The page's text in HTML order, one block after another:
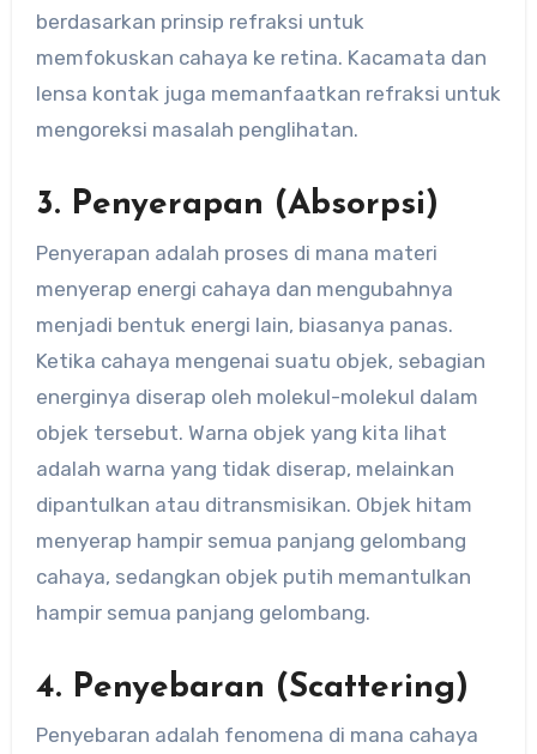
berdasarkan prinsip refraksi untuk
memfokuskan cahaya ke retina. Kacamata dan
lensa kontak juga memanfaatkan refraksi untuk
mengoreksi masalah penglihatan.
3. Penyerapan (Absorpsi)
Penyerapan adalah proses di mana materi
menyerap energi cahaya dan mengubahnya
menjadi bentuk energi lain, biasanya panas.
Ketika cahaya mengenai suatu objek, sebagian
energinya diserap oleh molekul-molekul dalam
objek tersebut. Warna objek yang kita lihat
adalah warna yang tidak diserap, melainkan
dipantulkan atau ditransmisikan. Objek hitam
menyerap hampir semua panjang gelombang
cahaya, sedangkan objek putih memantulkan
hampir semua panjang gelombang.
4. Penyebaran (Scattering)
Penyebaran adalah fenomena di mana cahaya